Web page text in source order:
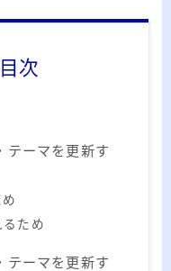
次
テーマを更新す
ため
テーマを更新す